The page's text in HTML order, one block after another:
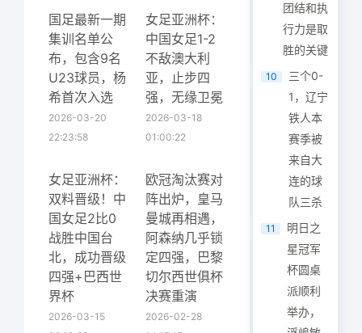
国足最新一期
集训名单公
布，包含9名
U23球员，杨
希首次入选
2026-03-20
22:23:58
女足亚洲杯：
中国女足1-2
不敌澳大利
亚，止步四
强，无缘卫冕
2026-03-18
01:00:22
女足亚洲杯：
双料晋级！中
国女足2比0
战胜中国台
北，成功晋级
四强+巴西世
界杯
2026-03-15
欧冠淘汰赛对
阵出炉，皇马
曼城再相遇，
阿森纳几乎锁
定四强，巴黎
切尔西世俱杯
决赛重演
2026-02-28
团结和执
行力是取
胜的关键
10
三个0-
1，辽宁
铁人本
赛季被
来自大
连的球
队三杀
11
明日之
星冠军
杯圆桌
派顺利
举办，